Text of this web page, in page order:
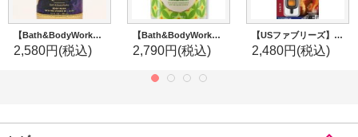
【Bath&BodyWorks】《Disney Villainsコラボ》ボディウォッシュ：Evil Queen (イーヴィルクイーン)
2,580円(税込)
【Bath&BodyWorks】1-wickキャンドル（7oz）：アイランドマルガリータ
2,790円(税込)
【USファブリーズ】車用芳香剤アソートセット(5個入り)
2,480円(税込)